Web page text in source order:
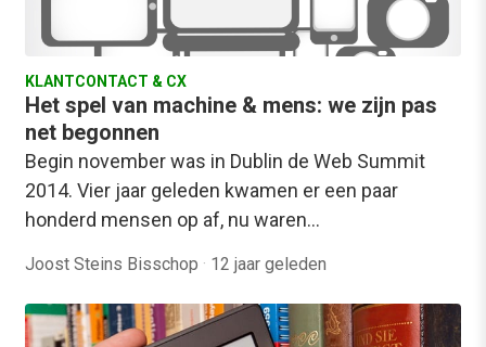
KLANTCONTACT & CX
Het spel van machine & mens: we zijn pas
net begonnen
Begin november was in Dublin de Web Summit
2014. Vier jaar geleden kwamen er een paar
honderd mensen op af, nu waren…
Joost Steins Bisschop · 12 jaar geleden